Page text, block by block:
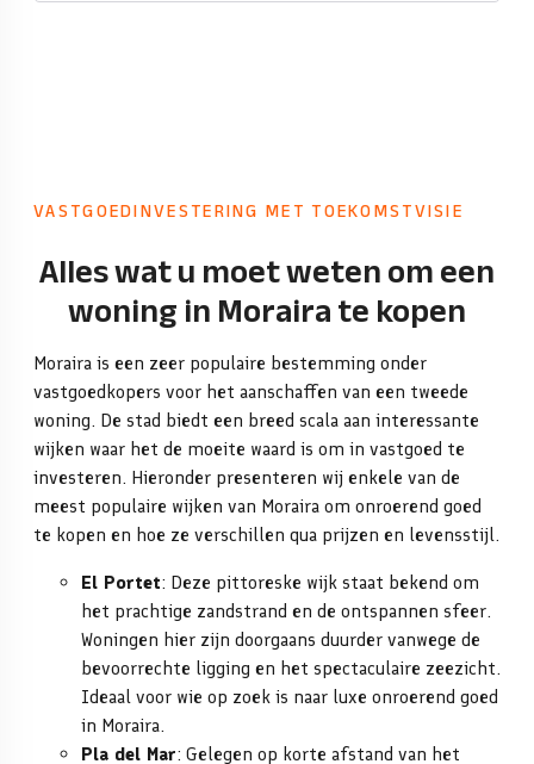
VASTGOEDINVESTERING MET TOEKOMSTVISIE
Alles wat u moet weten om een
woning in Moraira te kopen
Moraira is een zeer populaire bestemming onder
vastgoedkopers voor het aanschaffen van een tweede
woning. De stad biedt een breed scala aan interessante
wijken waar het de moeite waard is om in vastgoed te
investeren. Hieronder presenteren wij enkele van de
meest populaire wijken van Moraira om onroerend goed
te kopen en hoe ze verschillen qua prijzen en levensstijl.
El Portet: Deze pittoreske wijk staat bekend om
het prachtige zandstrand en de ontspannen sfeer.
Woningen hier zijn doorgaans duurder vanwege de
bevoorrechte ligging en het spectaculaire zeezicht.
Ideaal voor wie op zoek is naar luxe onroerend goed
in Moraira.
Pla del Mar: Gelegen op korte afstand van het